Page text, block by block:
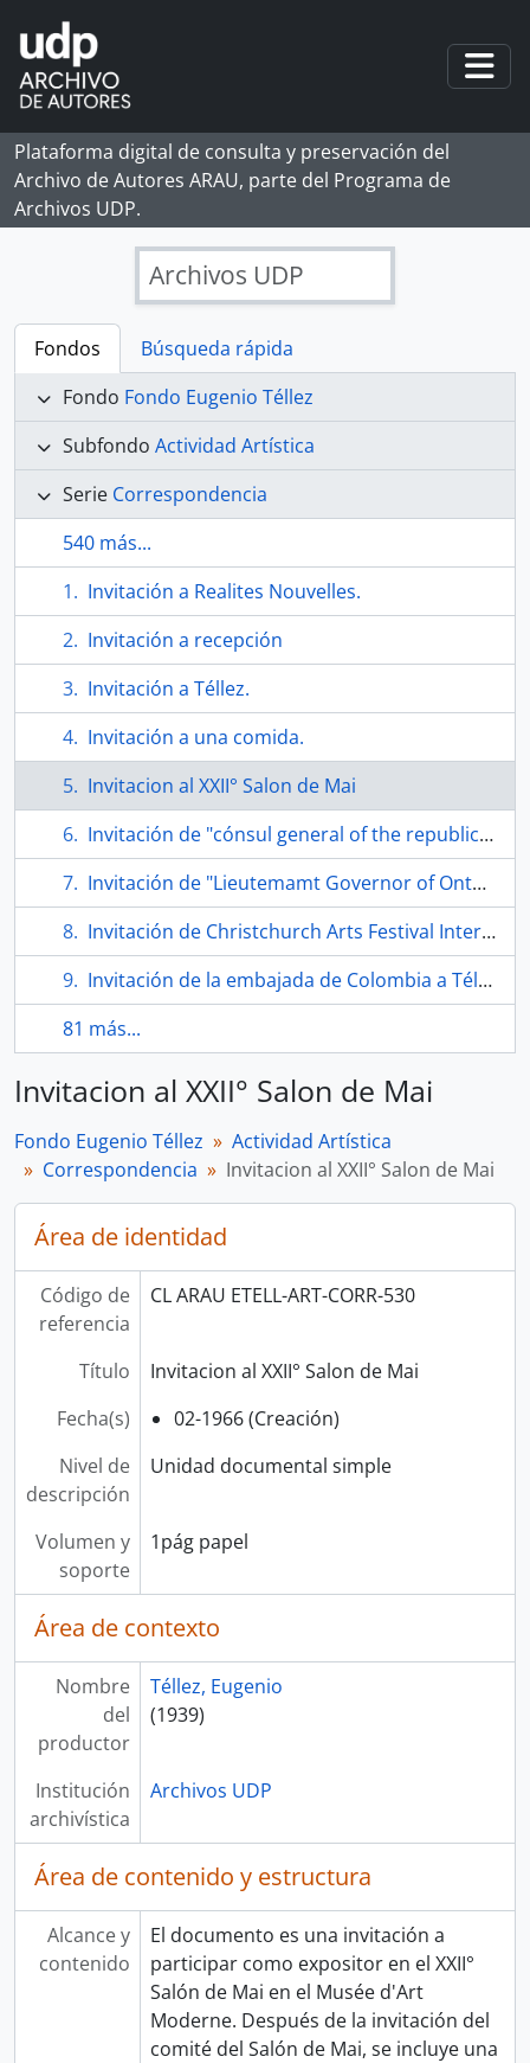
Skip to main content
Plataforma digital de consulta y preservación del
Archivo de Autores ARAU, parte del Programa de
Archivos UDP.
Archivos UDP
Fondos
Búsqueda rápida
Fondo Fondo Eugenio Téllez
Subfondo Actividad Artística
Serie Correspondencia
540 más...
Invitación a Realites Nouvelles.
Invitación a recepción
Invitación a Téllez.
Invitación a una comida.
Invitacion al XXII° Salon de Mai
Invitación de "cónsul general of the republic of Cuba an Mrs. Rolando R. Rivero".
Invitación de "Lieutemamt Governor of Onterio and Mrs. Lincoln M. Alexander".
Invitación de Christchurch Arts Festival International of Drawings a Téllez.
Invitación de la embajada de Colombia a Téllez.
81 más...
Invitacion al XXII° Salon de Mai
Fondo Eugenio Téllez
Actividad Artística
Correspondencia
Invitacion al XXII° Salon de Mai
Área de identidad
Código de
referencia
CL ARAU ETELL-ART-CORR-530
Título
Invitacion al XXII° Salon de Mai
Fecha(s)
02-1966 (Creación)
Nivel de
descripción
Unidad documental simple
Volumen y
soporte
1pág papel
Área de contexto
Nombre
del
productor
Téllez, Eugenio
(1939)
Institución
archivística
Archivos UDP
Área de contenido y estructura
Alcance y
contenido
El documento es una invitación a
participar como expositor en el XXII°
Salón de Mai en el Musée d'Art
Moderne. Después de la invitación del
comité del Salón de Mai, se incluye una